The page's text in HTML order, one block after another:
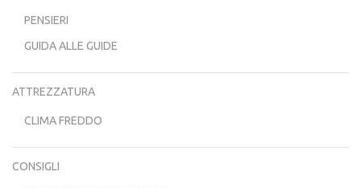
PENSIERI
GUIDA ALLE GUIDE
ATTREZZATURA
CLIMA FREDDO
CONSIGLI